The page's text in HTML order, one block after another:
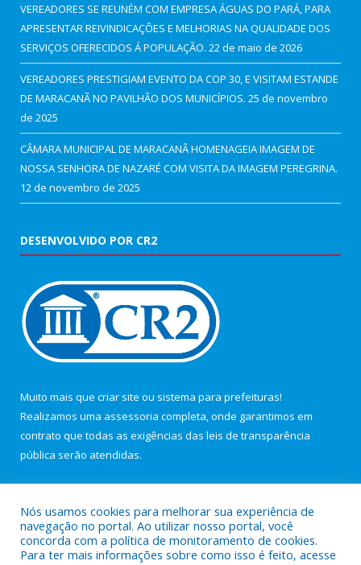
VEREADORES SE REUNÉM COM EMPRESA ÁGUAS DO PARÁ, PARA
APRESENTAR REIVINDICAÇÕES E MELHORIAS NA QUALIDADE DOS
SERVIÇOS OFERECIDOS Á POPULAÇÃO. 22 de maio de 2026
VEREADORES PRESTIGIAM EVENTO DA COP 30, E VISITAM ESTANDE
DE MARACANÃ NO PAVILHÃO DOS MUNICÍPIOS. 25 de novembro
de 2025
CÂMARA MUNICIPAL DE MARACANÃ HOMENAGEIA IMAGEM DE
NOSSA SENHORA DE NAZARÉ COM VISITA DA IMAGEM PEREGRINA.
12 de novembro de 2025
DESENVOLVIDO POR CR2
Muito mais que criar site ou sistema para prefeituras!
Realizamos uma assessoria completa, onde garantimos em
contrato que todas as exigências das leis de transparência
pública serão atendidas.
Nós usamos cookies para melhorar sua experiência de
navegação no portal. Ao utilizar nosso portal, você
concorda com a política de monitoramento de cookies.
Para ter mais informações sobre como isso é feito, acesse